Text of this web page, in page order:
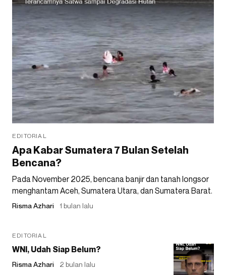
EDITORIAL
Apa Kabar Sumatera 7 Bulan Setelah
Bencana?
Pada November 2025, bencana banjir dan tanah longsor
menghantam Aceh, Sumatera Utara, dan Sumatera Barat.
Risma Azhari 1 bulan lalu
EDITORIAL
WNI, Udah Siap Belum?
Risma Azhari 2 bulan lalu